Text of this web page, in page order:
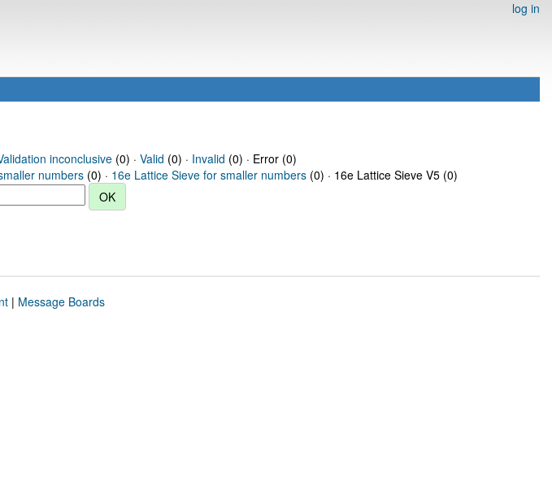
log in
inconclusive(0) · Valid (0) · Invalid (0) · Error (0)
numbers (0) · 16e Lattice Sieve for smaller numbers (0) · 16e Lattice Sieve V5 (0)
| Message Boards